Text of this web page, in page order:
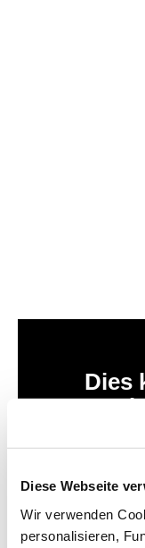
Diese Webseite
Wir verwenden
personalisieren,
Dies